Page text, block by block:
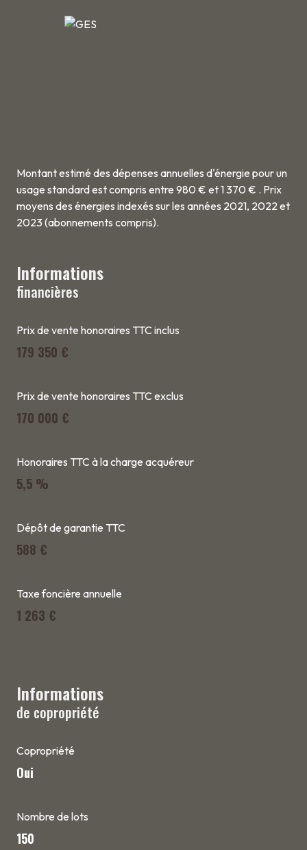
Montant estimé des dépenses annuelles d'énergie pour un
usage standard est compris entre 980 € et 1 370 € . Prix
moyens des énergies indexés sur les années 2021, 2022 et
2023 (abonnements compris).
Informations
financières
Prix de vente honoraires TTC inclus
179 350 €
Prix de vente honoraires TTC exclus
170 000 €
Honoraires TTC à la charge acquéreur
5,5 %
Dépôt de garantie TTC
588 €
Taxe foncière annuelle
1 263 €
Informations
de copropriété
Copropriété
Oui
Nombre de lots
150